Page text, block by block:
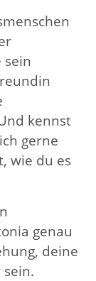
sein
kennst
gerne
wie du es
genau
deine